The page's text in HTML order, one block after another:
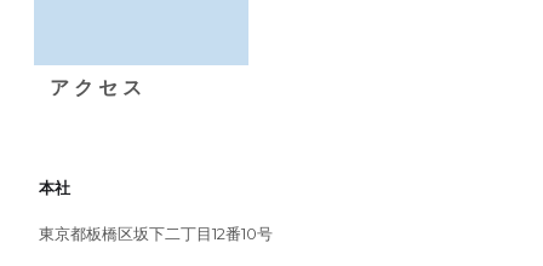
アクセス
本社
東京都板橋区坂下二丁目12番10号